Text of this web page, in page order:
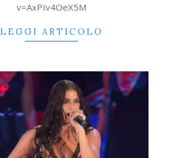
v=AxPIv4OeX5M
LEGGI ARTICOLO